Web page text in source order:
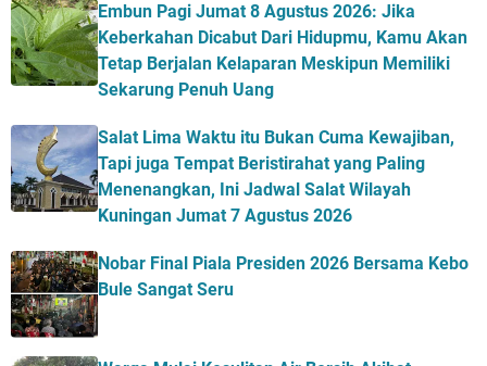
Embun Pagi Jumat 8 Agustus 2026: Jika
Keberkahan Dicabut Dari Hidupmu, Kamu Akan
Tetap Berjalan Kelaparan Meskipun Memiliki
Sekarung Penuh Uang
Salat Lima Waktu itu Bukan Cuma Kewajiban,
Tapi juga Tempat Beristirahat yang Paling
Menenangkan, Ini Jadwal Salat Wilayah
Kuningan Jumat 7 Agustus 2026
Nobar Final Piala Presiden 2026 Bersama Kebo
Bule Sangat Seru